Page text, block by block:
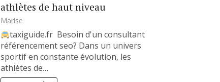
athlètes de haut niveau
Marise
taxiguide.fr Besoin d'un consultant
référencement seo? Dans un univers
sportif en constante évolution, les
athlètes de…